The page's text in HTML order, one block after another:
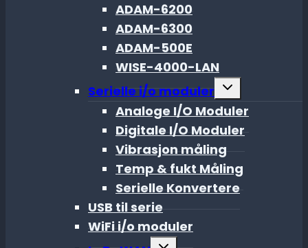
ADAM-6200
ADAM-6300
ADAM-500E
WISE-4000-LAN
Serielle i/o moduler
Toggle
Analoge I/O Moduler
Digitale I/O Moduler
Vibrasjon måling
Temp & fukt Måling
Serielle Konvertere
USB til serie
WiFi i/o moduler
Toggle